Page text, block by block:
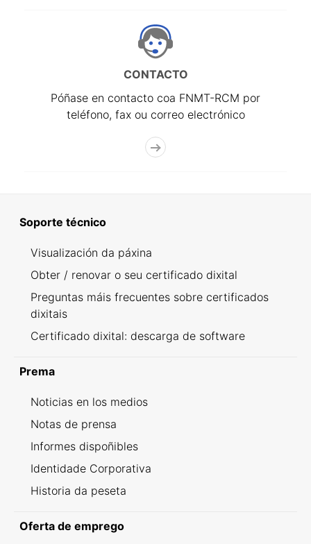
CONTACTO
Póñase en contacto coa FNMT-RCM por
teléfono, fax ou correo electrónico
Soporte técnico
Visualización da páxina
Obter / renovar o seu certificado dixital
Preguntas máis frecuentes sobre certificados
dixitais
Certificado dixital: descarga de software
Prema
Noticias en los medios
Notas de prensa
Informes dispoñibles
Identidade Corporativa
Historia da peseta
Oferta de emprego